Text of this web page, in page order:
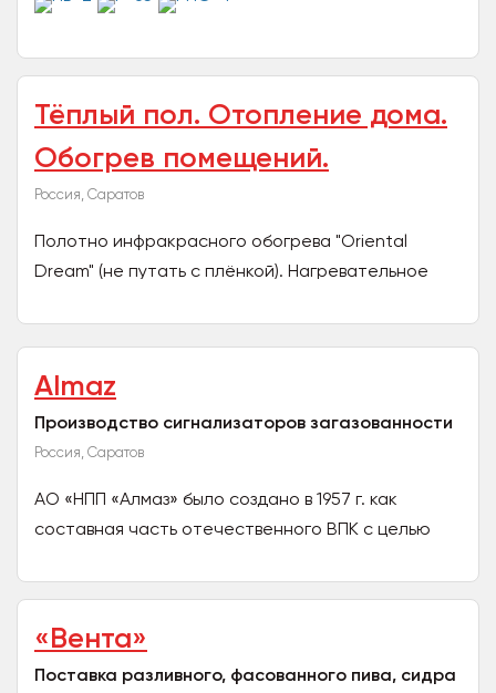
одним из старейших...
Тёплый пол. Отопление дома.
Обогрев помещений.
Россия, Саратов
Полотно инфракрасного обогрева "Oriental
Dream" (не путать с плёнкой). Нагревательное
основного способа...
Almaz
Производство сигнализаторов загазованности
Россия, Саратов
АО «НПП «Алмаз» было создано в 1957 г. как
составная часть отечественного ВПК с целью
техники для...
«Вента»
Поставка разливного, фасованного пива, сидра